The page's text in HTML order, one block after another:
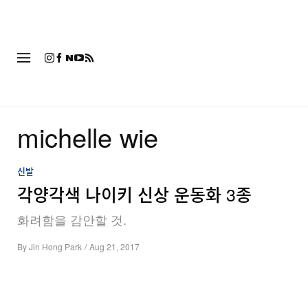
michelle wie
신발
각양각색 나이키 신상 운동화 3종
화려함을 감안할 것.
ByJin Hong Park / Aug 21, 2017